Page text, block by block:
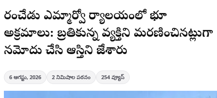
కారంచేడు ఎమ్మార్వో కార్యాలయంలో భూ
అక్రమాలు: బ్రతికున్న వ్యక్తిని మరణించినట్లుగా
నమోదు చేసి ఆస్తిని కాజేశారు
6 ఆగస్టు, 2026 2 నిమిషాల పఠనం 254 వ్యూస్